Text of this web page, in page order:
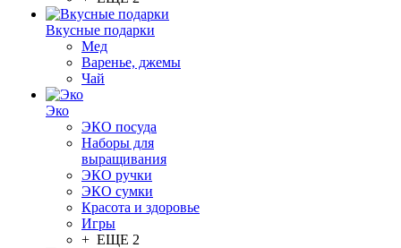
Вкусные подарки
Мед
Варенье, джемы
Чай
Эко
ЭКО посуда
Наборы для
выращивания
ЭКО ручки
ЭКО сумки
Красота и здоровье
Игры
+ ЕЩЕ 2